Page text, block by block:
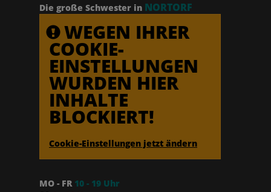
Die große Schwester in NORTORF
WEGEN IHRER
COOKIE-
EINSTELLUNGEN
WURDEN HIER
INHALTE
BLOCKIERT!
Cookie-Einstellungen jetzt ändern
MO - FR 10 - 19 Uhr